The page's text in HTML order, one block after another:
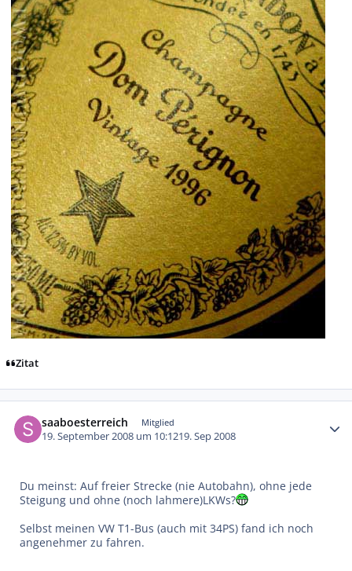
Zitat
saaboesterreich Mitglied
19. September 2008 um 10:1219. Sep 2008
Du meinst: Auf freier Strecke (nie Autobahn), ohne jede
Steigung und ohne (noch lahmere)LKWs?
Selbst meinen VW T1-Bus (auch mit 34PS) fand ich noch
angenehmer zu fahren.